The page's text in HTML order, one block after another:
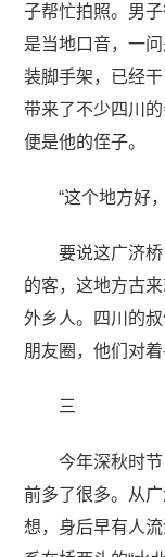
子帮忙拍照。男
是当地口音，一
装脚手架，已经
带来了不少四川
便是他的侄子。
“这个地方好
要说这广济
的客，这地方古
外乡人。四川的
朋友圈，他们对
三
今年深秋时
前多了很多。从
想，身后早有人